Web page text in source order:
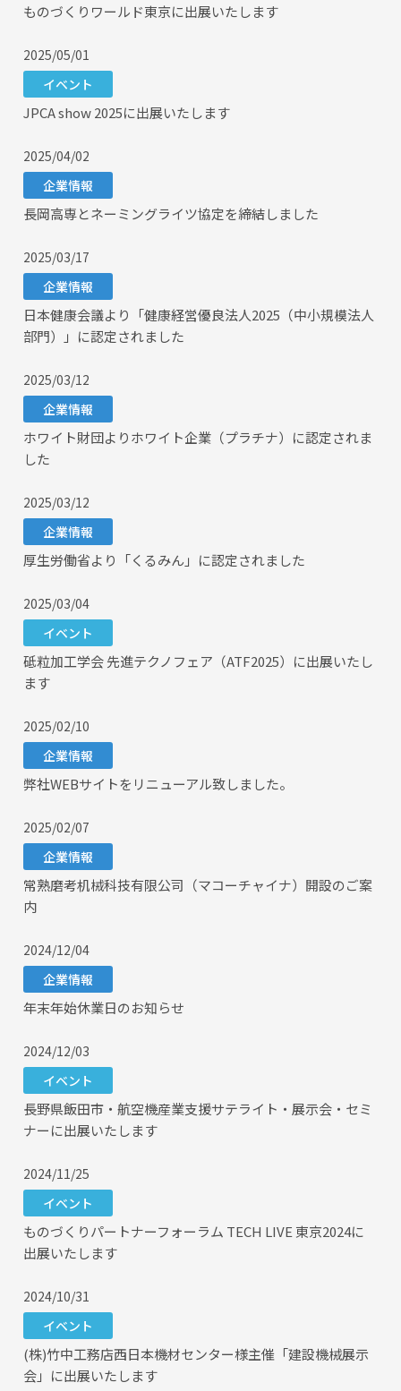
ものづくりワールド東京に出展いたします
2025/05/01
イベント
JPCA show 2025に出展いたします
2025/04/02
企業情報
長岡高専とネーミングライツ協定を締結しました
2025/03/17
企業情報
日本健康会議より「健康経営優良法人2025（中小規模法人
部門）」に認定されました
2025/03/12
企業情報
ホワイト財団よりホワイト企業（プラチナ）に認定されま
した
2025/03/12
企業情報
厚生労働省より「くるみん」に認定されました
2025/03/04
イベント
砥粒加工学会 先進テクノフェア（ATF2025）に出展いたし
ます
2025/02/10
企業情報
弊社WEBサイトをリニューアル致しました。
2025/02/07
企業情報
常熟磨考机械科技有限公司（マコーチャイナ）開設のご案
内
2024/12/04
企業情報
年末年始休業日のお知らせ
2024/12/03
イベント
長野県飯田市・航空機産業支援サテライト・展示会・セミ
ナーに出展いたします
2024/11/25
イベント
ものづくりパートナーフォーラム TECH LIVE 東京2024に
出展いたします
2024/10/31
イベント
(株)竹中工務店西日本機材センター様主催「建設機械展示
会」に出展いたします